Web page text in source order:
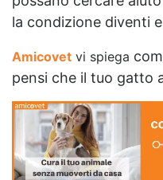
la condizione diventi
Amicovet vi spiega
pensi che il tuo gatto